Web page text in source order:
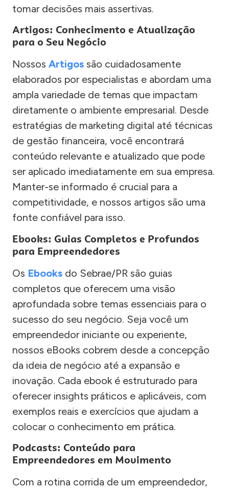
tomar decisões mais assertivas.
Artigos: Conhecimento e Atualização
para o Seu Negócio
Nossos Artigos são cuidadosamente
elaborados por especialistas e abordam uma
ampla variedade de temas que impactam
diretamente o ambiente empresarial. Desde
estratégias de marketing digital até técnicas
de gestão financeira, você encontrará
conteúdo relevante e atualizado que pode
ser aplicado imediatamente em sua empresa.
Manter-se informado é crucial para a
competitividade, e nossos artigos são uma
fonte confiável para isso.
Ebooks: Guias Completos e Profundos
para Empreendedores
Os Ebooks do Sebrae/PR são guias
completos que oferecem uma visão
aprofundada sobre temas essenciais para o
sucesso do seu negócio. Seja você um
empreendedor iniciante ou experiente,
nossos eBooks cobrem desde a concepção
da ideia de negócio até a expansão e
inovação. Cada ebook é estruturado para
oferecer insights práticos e aplicáveis, com
exemplos reais e exercícios que ajudam a
colocar o conhecimento em prática.
Podcasts: Conteúdo para
Empreendedores em Movimento
Com a rotina corrida de um empreendedor,